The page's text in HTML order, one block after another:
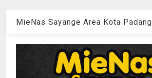
MieNas Sayange Area Kota Padang